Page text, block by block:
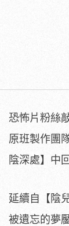
恐怖片粉絲
原班製作團
陰深處】中
延續自【陰
被遺忘的夢